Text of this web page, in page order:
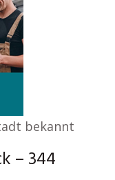
bekannt
– 344